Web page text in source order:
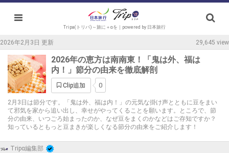
Tripa(トリパ)～旅に＋αを｜powered by 日本旅行
2026年2月3日 更新 29,645 view
2026年の恵方は南南東！「鬼は外、福は
内！」節分の由来を徹底解剖
Clip追加 0
2月3日は節分です。「鬼は外、福は内！」の元気な掛け声とともに豆をまい
て邪気を家から追い出し、幸せがやってくることを願います。ところで、節
分の由来、いつごろ始まったのか、なぜ豆をまくのかなどはご存知ですか？
知っているともっと豆まきが楽しくなる節分の由来をご紹介します！
Tripα編集部